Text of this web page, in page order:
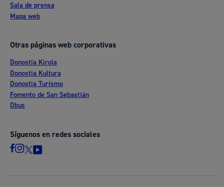
Sala de prensa
Mapa web
Otras páginas web corporativas
Donostia Kirola
Donostia Kultura
Donostia Turismo
Fomento de San Sebastián
Dbus
Síguenos en redes sociales